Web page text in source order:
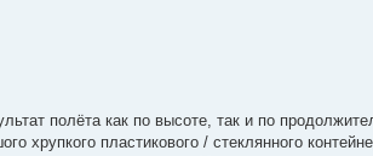
полёта как по высоте, так и по
хрупкого пластикового / стеклянного